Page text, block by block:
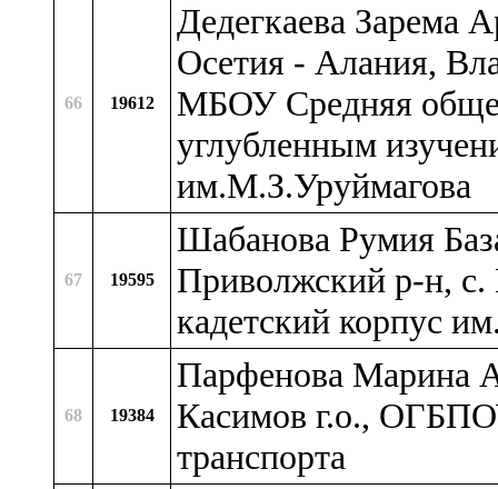
66 19612
Дедегкаева Зарема
Осетия - Алания,
МБОУ Средняя
углубленным
им.М.З.Уруймагова
67 19595
Шабанова Румия
Приволжский р-н,
кадетский корпус
68 19384
Парфенова Марина
Касимов г.о.,
транспорта